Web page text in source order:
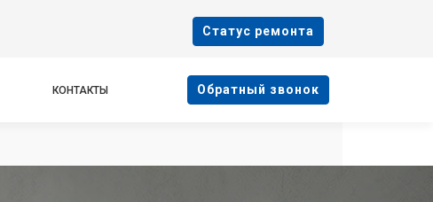
Cтатус ремонта
КОНТАКТЫ Oбратный звонок